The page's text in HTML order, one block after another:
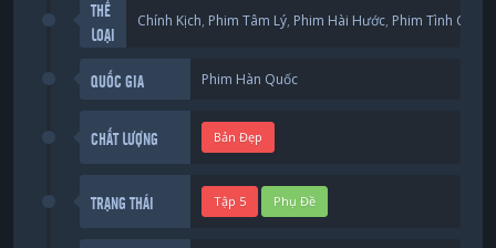
THỂ
LOẠI
Chính Kịch, Phim Tâm Lý, Phim Hài Hước, Phim Tình Cảm
QUỐC GIA Phim Hàn Quốc
CHẤT LƯỢNG Bản Đẹp
TRẠNG THÁI Tập 5 Phụ Đề